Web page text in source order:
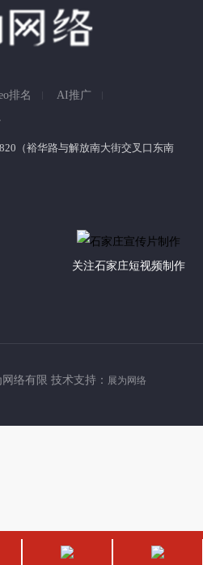
排名
AI推广
（裕华路与解放南大街交叉口东南
关注石家庄短视频制作
络有限 技术支持： 展为网络